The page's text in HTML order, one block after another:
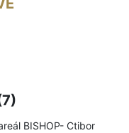
BISHOP- Ctibor